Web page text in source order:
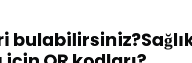
bulabilirsiniz?